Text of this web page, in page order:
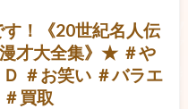
！《20世紀名人伝
才大全集》★ ＃や
＃お笑い ＃バラエ
買取